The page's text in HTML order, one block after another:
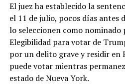
El juez ha establecido la
el 11 de julio, pocos días antes
lo seleccionen como nominado
Elegibilidad para votar de
por un delito grave y residir en
puede votar mientras
estado de Nueva York.